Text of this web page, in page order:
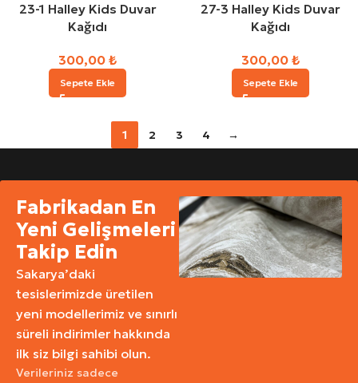
23-1 Halley Kids Duvar
Kağıdı
300,00 ₺
Sepete Ekle
27-3 Halley Kids Duvar
Kağıdı
300,00 ₺
Sepete Ekle
1 2 3 4 →
Fabrikadan En
Yeni Gelişmeleri
Takip Edin
Sakarya’daki
tesislerimizde üretilen
yeni modellerimiz ve sınırlı
süreli indirimler hakkında
ilk siz bilgi sahibi olun.
Verileriniz sadece